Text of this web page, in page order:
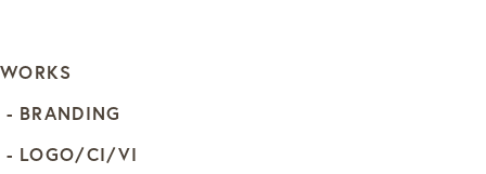
WORKS
BRANDING
LOGO/CI/VI